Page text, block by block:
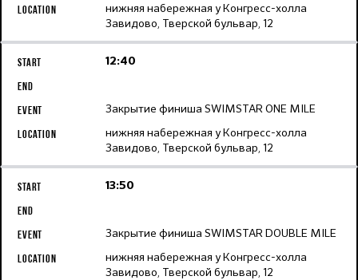
нижняя набережная у Конгресс-холла
Завидово, Тверской бульвар, 12
12:40
Закрытие финиша SWIMSTAR ONE MILE
нижняя набережная у Конгресс-холла
Завидово, Тверской бульвар, 12
13:50
Закрытие финиша SWIMSTAR DOUBLE MILE
нижняя набережная у Конгресс-холла
Завидово, Тверской бульвар, 12